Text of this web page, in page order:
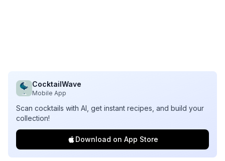
CocktailWave
Mobile App
Scan cocktails with AI, get instant recipes, and build your
collection!
Download on App Store